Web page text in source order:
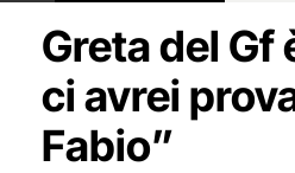
Greta del Gf
ci avrei
Fabio”